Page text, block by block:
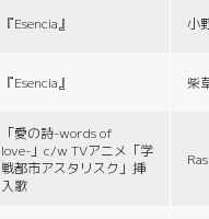
『Esencia』 小
『Esencia』 柴
「愛の詩-words of
love-」c/w TVアニメ「学
戦都市アスタリスク」挿
入歌